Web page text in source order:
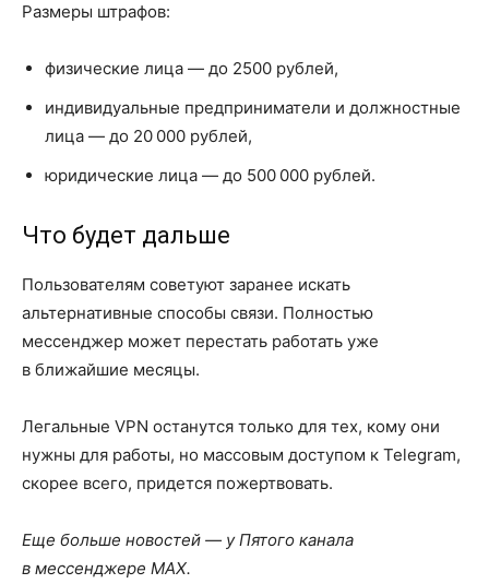
Размеры штрафов:
физические лица — до 2500 рублей,
индивидуальные предприниматели и должностные
лица — до 20 000 рублей,
юридические лица — до 500 000 рублей.
Что будет дальше
Пользователям советуют заранее искать
альтернативные способы связи. Полностью
мессенджер может перестать работать уже
в ближайшие месяцы.
Легальные VPN останутся только для тех, кому они
нужны для работы, но массовым доступом к Telegram,
скорее всего, придется пожертвовать.
Еще больше новостей — у Пятого канала
в мессенджере MAX.